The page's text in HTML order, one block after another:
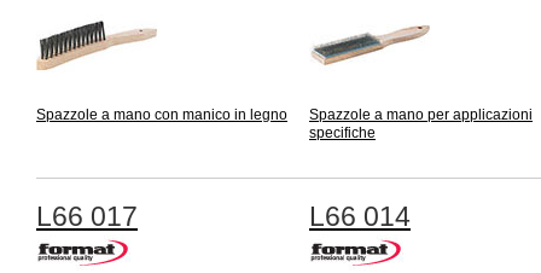
Spazzole a mano con manico in legno
Spazzole a mano per applicazioni
specifiche
L66 017 L66 014